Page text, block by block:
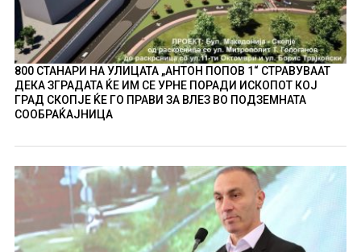
800 СТАНАРИ НА УЛИЦАТА „АНТОН ПОПОВ 1“ СТРАВУВААТ
ДЕКА ЗГРАДАТА ЌЕ ИМ СЕ УРНЕ ПОРАДИ ИСКОПОТ КОЈ
ГРАД СКОПЈЕ ЌЕ ГО ПРАВИ ЗА ВЛЕЗ ВО ПОДЗЕМНАТА
СООБРАЌАЈНИЦА